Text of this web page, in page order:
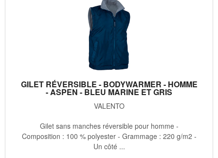
GILET RÉVERSIBLE - BODYWARMER - HOMME
- ASPEN - BLEU MARINE ET GRIS
VALENTO
Gilet sans manches réversible pour homme -
Composition : 100 % polyester - Grammage : 220 g/m2 -
Un côté ...